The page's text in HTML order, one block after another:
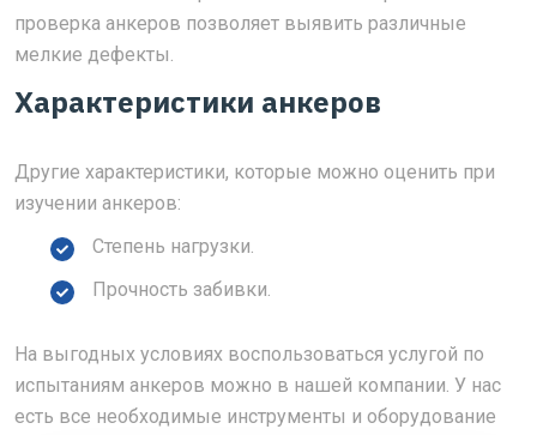
проверка анкеров позволяет выявить различные
мелкие дефекты.
Характеристики анкеров
Другие характеристики, которые можно оценить при
изучении анкеров:
Степень нагрузки.
Прочность забивки.
На выгодных условиях воспользоваться услугой по
испытаниям анкеров можно в нашей компании. У нас
есть все необходимые инструменты и оборудование